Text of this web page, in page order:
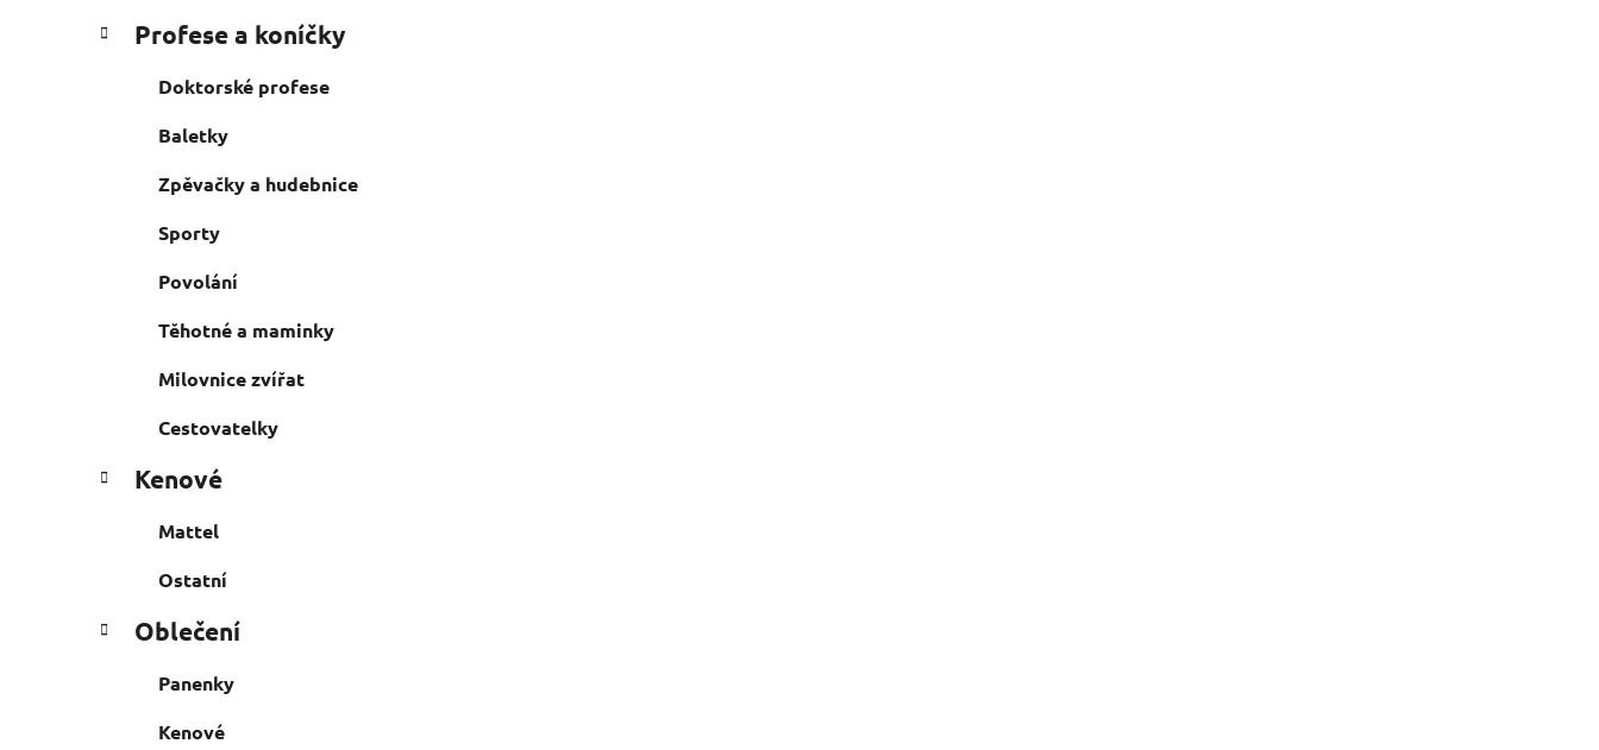
Profese a koníčky
Doktorské profese
Baletky
Zpěvačky a hudebnice
Sporty
Povolání
Těhotné a maminky
Milovnice zvířat
Cestovatelky
Kenové
Mattel
Ostatní
Oblečení
Panenky
Kenové